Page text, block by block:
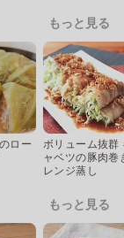
もっと見る
ロー
ボリューム抜群
ャベツの豚肉巻
レンジ蒸し
もっと見る